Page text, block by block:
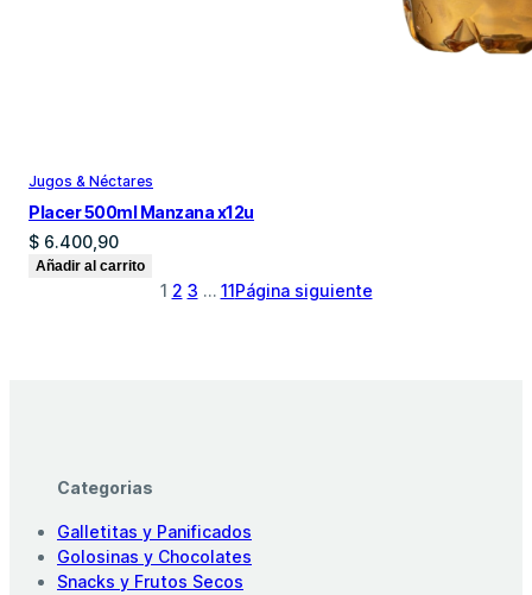
Jugos & Néctares
Placer 500ml Manzana x12u
$ 6.400,90
Añadir al carrito
1 2 3 … 11Página siguiente
Categorias
Galletitas y Panificados
Golosinas y Chocolates
Snacks y Frutos Secos